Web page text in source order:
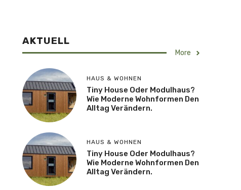
AKTUELL
More
HAUS & WOHNEN
Tiny House Oder Modulhaus?
Wie Moderne Wohnformen Den
Alltag Verändern.
HAUS & WOHNEN
Tiny House Oder Modulhaus?
Wie Moderne Wohnformen Den
Alltag Verändern.